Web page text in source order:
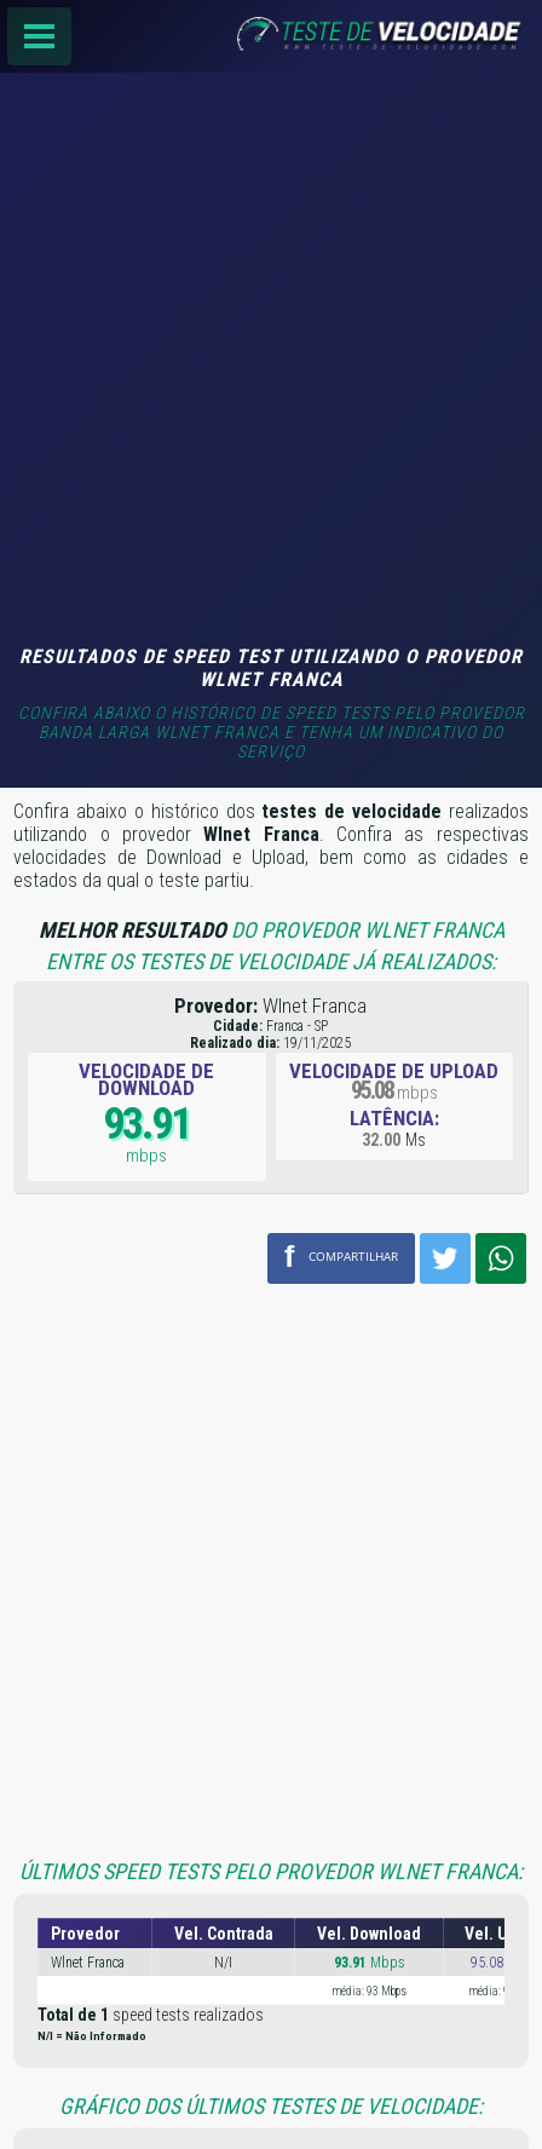
RESULTADOS DE SPEED TEST UTILIZANDO O PROVEDOR
WLNET FRANCA
CONFIRA ABAIXO O HISTÓRICO DE SPEED TESTS PELO PROVEDOR
BANDA LARGA WLNET FRANCA E TENHA UM INDICATIVO DO
SERVIÇO
Confira abaixo o histórico dos testes de velocidade realizados
utilizando o provedorWlnet Franca. Confira as respectivas
velocidades de Download e Upload, bem como as cidades e
estados da qual o teste partiu.
MELHOR RESULTADODO PROVEDOR WLNET FRANCA
ENTRE OS TESTES DE VELOCIDADE JÁ REALIZADOS:
Provedor: Wlnet Franca
Cidade: Franca - SP
Realizado dia: 19/11/2025
VELOCIDADE DE
DOWNLOAD
93.91
mbps
VELOCIDADE DE UPLOAD
95.08mbps
LATÊNCIA:
32.00 Ms
f COMPARTILHAR
ÚLTIMOS SPEED TESTS PELO PROVEDOR WLNET FRANCA:
Provedor Vel. Contrada Vel. Download Vel.
Wlnet Franca N/I 93.91 Mbps 95.08 Mbps
média: 93 Mbps média: 95
Total de 1 speed tests realizados
N/I = Não Informado
GRÁFICO DOS ÚLTIMOS TESTES DE VELOCIDADE: